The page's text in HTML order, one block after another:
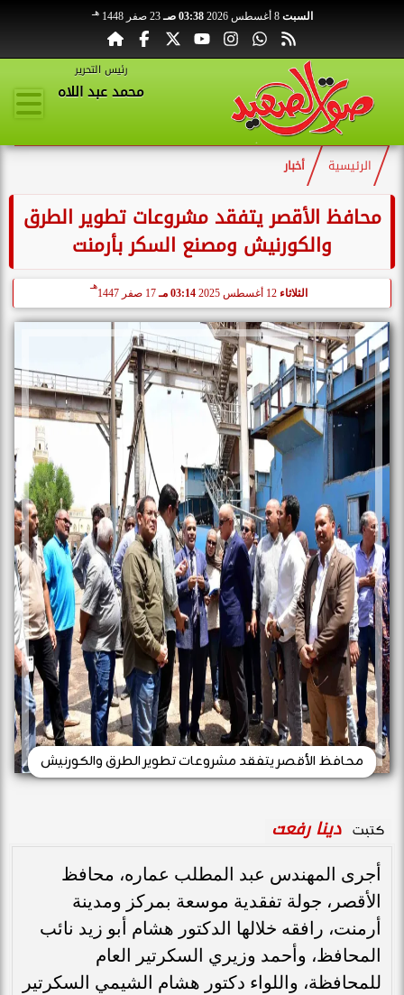
السبت 8 أغسطس 2026 03:38 صـ 23 صفر 1448 هـ
رئيس التحرير
محمد عبد اللاه
الرئيسية أخبار
محافظ الأقصر يتفقد مشروعات تطوير الطرق
والكورنيش ومصنع السكر بأرمنت
الثلاثاء 12 أغسطس 2025 03:14 مـ 17 صفر 1447
هـ
محافظ الأقصر يتفقد مشروعات تطوير الطرق والكورنيش
كتبت دينا رفعت
أجرى المهندس عبد المطلب عماره، محافظ
الأقصر، جولة تفقدية موسعة بمركز ومدينة
أرمنت، رافقه خلالها الدكتور هشام أبو زيد نائب
المحافظ، وأحمد وزيري السكرتير العام
للمحافظة، واللواء دكتور هشام الشيمي السكرتير